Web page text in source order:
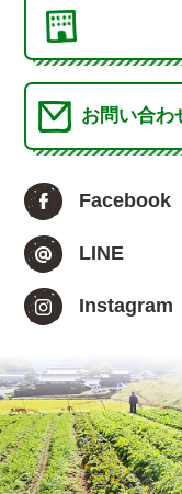
お問い合わ
Facebook
LINE
Instagram